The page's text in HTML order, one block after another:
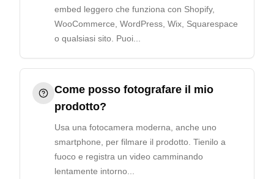
embed leggero che funziona con Shopify,
WooCommerce, WordPress, Wix, Squarespace
o qualsiasi sito. Puoi...
Come posso fotografare il mio
prodotto?
Usa una fotocamera moderna, anche uno
smartphone, per filmare il prodotto. Tienilo a
fuoco e registra un video camminando
lentamente intorno...